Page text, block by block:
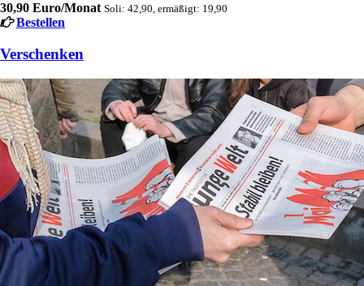
30,90 Euro/Monat Soli: 42,90, ermäßigt: 19,90
Bestellen
Verschenken